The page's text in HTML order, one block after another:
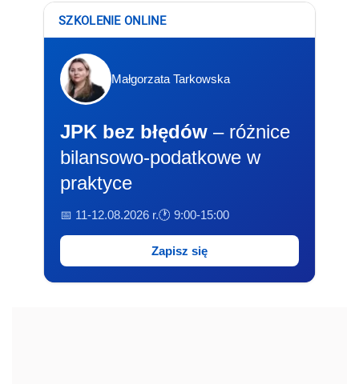
SZKOLENIE ONLINE
Małgorzata Tarkowska
JPK bez błędów – różnice
bilansowo-podatkowe w
praktyce
📅 11-12.08.2026 r.🕐 9:00-15:00
Zapisz się